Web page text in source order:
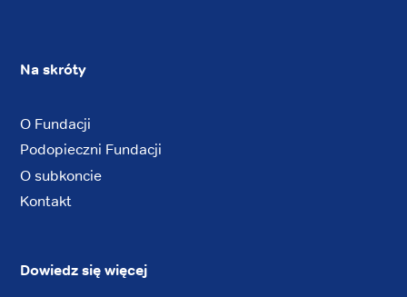
Na skróty
O Fundacji
Podopieczni Fundacji
O subkoncie
Kontakt
Dowiedz się więcej